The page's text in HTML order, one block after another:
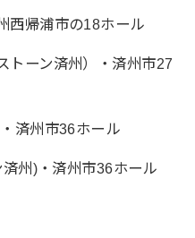
西帰浦市の18ホール
トーン済州）・済州市27
済州市36ホール
州)・済州市36ホール